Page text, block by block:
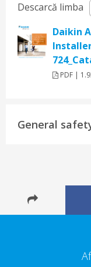
Descarcă limba
Daikin
PDF |
General